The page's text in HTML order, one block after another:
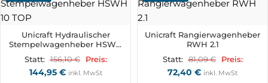
Unicraft Hydraulischer
Stempelwagenheber HSWH
Statt: 156,10€ Preis:
144,95 € inkl. MwSt
Unicraft Rangierwagenheber
RWH 2.1
Statt: 81,09€ Preis:
72,40 € inkl. MwSt